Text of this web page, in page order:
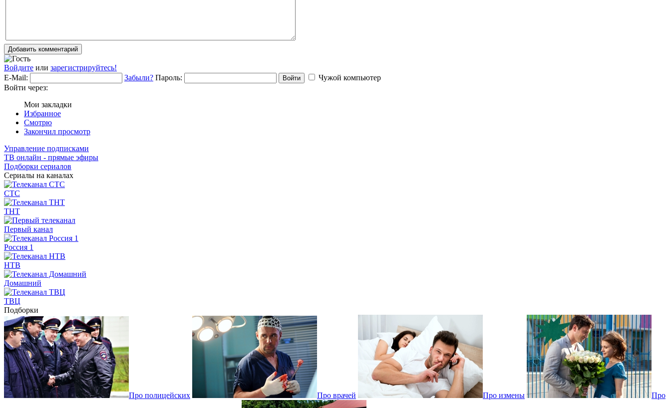
Добавить комментарий
Войдите или зарегистрируйтесь!
E-Mail:
Забыли? Пароль: Войти
Чужой компьютер
Войти через:
Мои закладки
Избранное
Смотрю
Закончил просмотр
Управление подписками
ТВ онлайн - прямые эфиры
Подборки сериалов
Сериалы на каналах
СТС
ТНТ
Первый канал
Россия 1
НТВ
Домашний
ТВЦ
Подборки
Про полицейских Про врачей Про измены Про